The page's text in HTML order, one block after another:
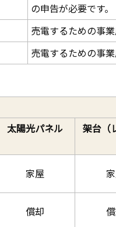
の申告が必要です。
売電するための事
売電するための事
太陽光パネル
架台（
家屋
償却